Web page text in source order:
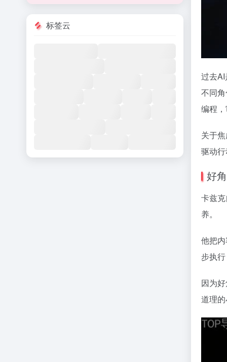
过去
不同
编程
关于
驱动
好
卡兹
养。
他把
步执
因为
道理
标签云